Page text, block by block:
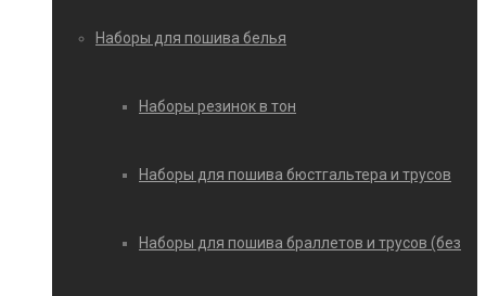
Наборы для пошива белья
Наборы резинок в тон
Наборы для пошива бюстгальтера и трусов
Наборы для пошива браллетов и трусов (без